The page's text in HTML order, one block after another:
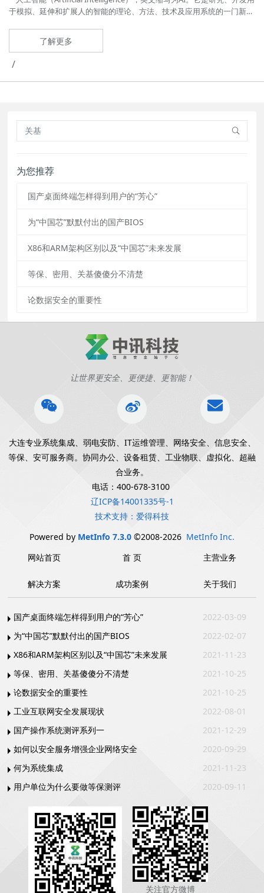
于模拟、延伸和扩展人的智能的理论、方法、技术及应用系统的一门新的
质，并生产出一种新的能以人类智能相似的方式做出反应的智能机器，该
领域的研究包括机器人、语
了解更多
/
为您推荐
国产桌面终端怎样得到用户的“芳心”
为“中国芯”默默付出的国产BIOS
X86和ARM架构区别以及“中国芯”未来发展
等保、密用、关基傻傻分不清楚
论数据安全的重要性
让世界更安全、更便捷、更智能！
大连专业系统集成、弱电安防、IT运维管理、网络安全、信息安全、
等保、安可服务商。协同办公、设备租赁、工业物联、虚拟化、超融
合业务。
电话：400-678-3100
辽ICP备14001335号-1
技术支持：爱得科技
Powered by MetInfo 7.3.0 ©2008-2026 MetInfo Inc.
网站首页
首 页 主营业务
解决方案 成功案例 关于我们
国产桌面终端怎样得到用户的“芳心”
2022-03-09
为“中国芯”默默付出的国产BIOS
2022-02-07
X86和ARM架构区别以及“中国芯”未来发展
2021-11-23
等保、密用、关基傻傻分不清楚
2021-10-25
论数据安全的重要性
2021-10-25
工业互联网安全发展现状
2022-08-01
国产操作系统测评系列一
2021-12-29
如何以安全服务增强企业网络安全
2020-09-29
何为系统集成
2021-11-23
用户单位为什么要做等保测评
2020-09-11
关注官方微博